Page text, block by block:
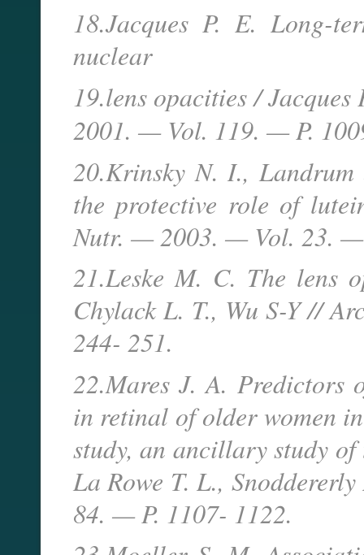
18.Jacques P. E. Long-
nuclear
19.lens opacities /
2001. — Vol. 119. — P.
20.Krinsky N. I.,
the protective role of
Nutr. — 2003. — Vol. 23. —
21.Leske M. C. The lens
Chylack L. T., Wu S-Y //
244- 251.
22.Mares J. A. Predictors
in retinal of older women
study, an ancillary study
La Rowe T. L.,
84. — P. 1107- 1122.